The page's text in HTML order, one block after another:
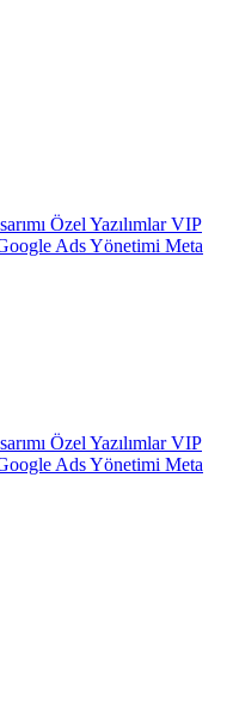
Özel YazılımlarVIP
Ads Yönetimi Meta
Özel YazılımlarVIP
Ads Yönetimi Meta